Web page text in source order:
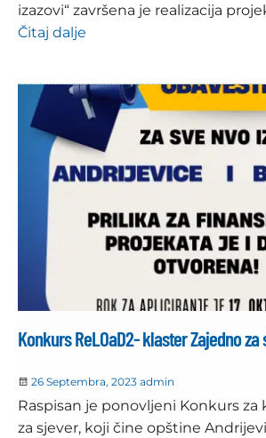
izazovi“ završena je realizacija
Čitaj dalje
Konkurs ReLOaD2- klaster Zajedno
26 Septembra, 2023 admin
Raspisan je ponovljeni Konkurs za
za sjever, koji čine opštine